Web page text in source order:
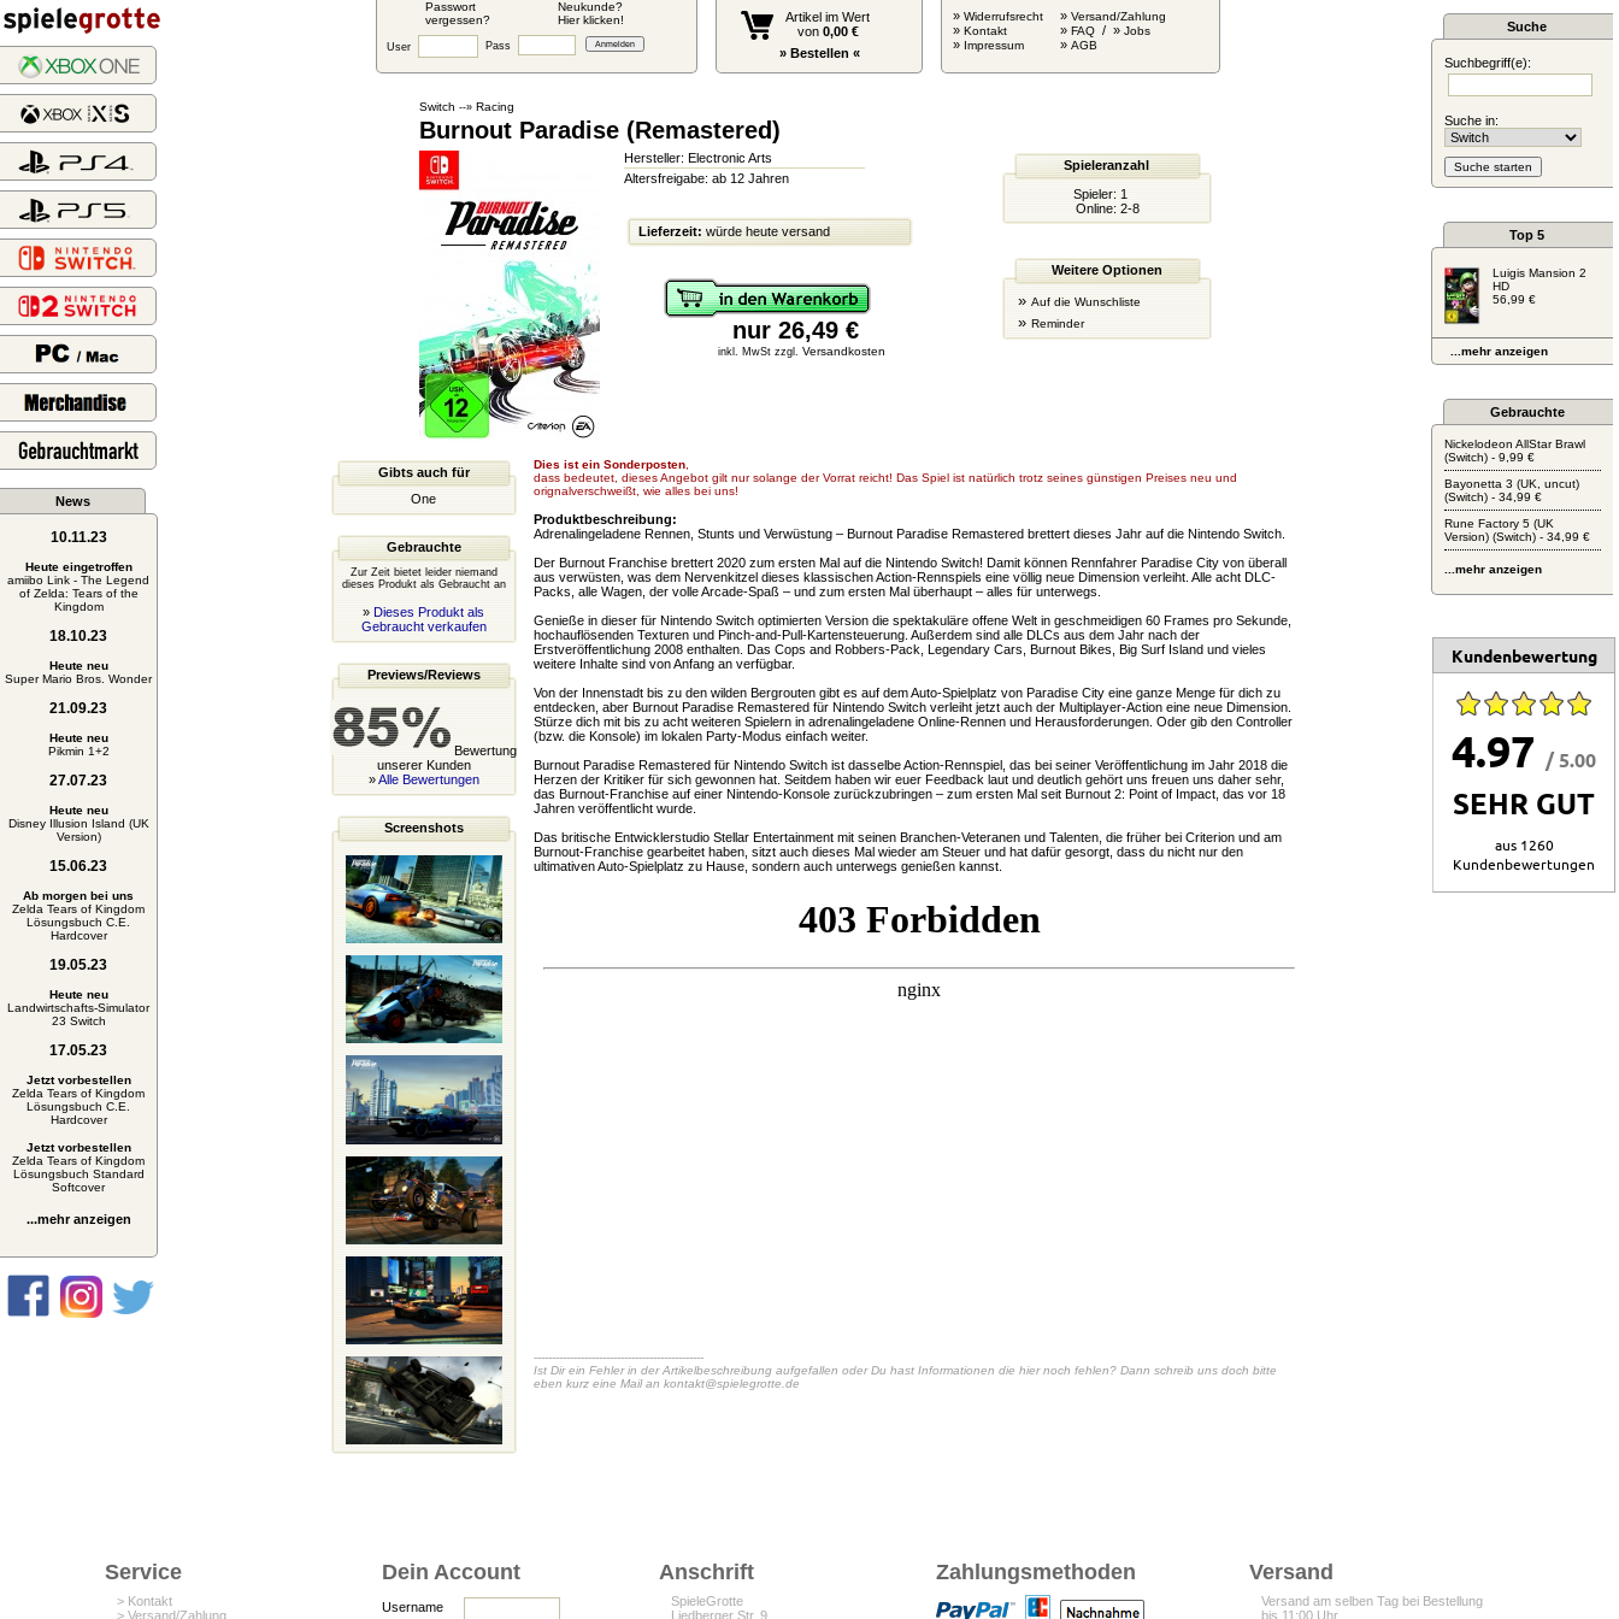
Passwort
vergessen?
Neukunde?
Hier klicken!
User Pass
Artikel im Wert
von 0,00 €
» Bestellen «
» Widerrufsrecht
» Kontakt
» Impressum
» Versand/Zahlung
» FAQ / » Jobs
» AGB
News
10.11.23
Heute eingetroffen
amiibo Link - The Legend
of Zelda: Tears of the
Kingdom
18.10.23
Heute neu
Super Mario Bros. Wonder
21.09.23
Heute neu
Pikmin 1+2
27.07.23
Heute neu
Disney Illusion Island (UK
Version)
15.06.23
Ab morgen bei uns
Zelda Tears of Kingdom
Lösungsbuch C.E.
Hardcover
19.05.23
Heute neu
Landwirtschafts-Simulator
23 Switch
17.05.23
Jetzt vorbestellen
Zelda Tears of Kingdom
Lösungsbuch C.E.
Hardcover
Jetzt vorbestellen
Zelda Tears of Kingdom
Lösungsbuch Standard
Softcover
...mehr anzeigen
Switch --» Racing
Burnout Paradise (Remastered)
Hersteller: Electronic Arts
Altersfreigabe: ab 12 Jahren
Lieferzeit: würde heute versand
nur 26,49 €
inkl. MwSt zzgl. Versandkosten
Spieleranzahl
Spieler: 1
Online: 2-8
Weitere Optionen
» Auf die Wunschliste
» Reminder
Gibts auch für
One
Gebrauchte
Zur Zeit bietet leider niemand
dieses Produkt als Gebraucht an
» Dieses Produkt als
Gebraucht verkaufen
Previews/Reviews
Bewertung
unserer Kunden
»Alle Bewertungen
Screenshots
Dies ist ein Sonderposten,
dass bedeutet, dieses Angebot gilt nur solange der Vorrat reicht! Das Spiel ist natürlich trotz seines günstigen Preises neu und
orignalverschweißt, wie alles bei uns!
Produktbeschreibung:
Adrenalingeladene Rennen, Stunts und Verwüstung – Burnout Paradise Remastered brettert dieses Jahr auf die Nintendo Switch.
Der Burnout Franchise brettert 2020 zum ersten Mal auf die Nintendo Switch! Damit können Rennfahrer Paradise City von überall
aus verwüsten, was dem Nervenkitzel dieses klassischen Action-Rennspiels eine völlig neue Dimension verleiht. Alle acht DLC-
Packs, alle Wagen, der volle Arcade-Spaß – und zum ersten Mal überhaupt – alles für unterwegs.
Genieße in dieser für Nintendo Switch optimierten Version die spektakuläre offene Welt in geschmeidigen 60 Frames pro Sekunde,
hochauflösenden Texturen und Pinch-and-Pull-Kartensteuerung. Außerdem sind alle DLCs aus dem Jahr nach der
Erstveröffentlichung 2008 enthalten. Das Cops and Robbers-Pack, Legendary Cars, Burnout Bikes, Big Surf Island und vieles
weitere Inhalte sind von Anfang an verfügbar.
Von der Innenstadt bis zu den wilden Bergrouten gibt es auf dem Auto-Spielplatz von Paradise City eine ganze Menge für dich zu
entdecken, aber Burnout Paradise Remastered für Nintendo Switch verleiht jetzt auch der Multiplayer-Action eine neue Dimension.
Stürze dich mit bis zu acht weiteren Spielern in adrenalingeladene Online-Rennen und Herausforderungen. Oder gib den Controller
(bzw. die Konsole) im lokalen Party-Modus einfach weiter.
Burnout Paradise Remastered für Nintendo Switch ist dasselbe Action-Rennspiel, das bei seiner Veröffentlichung im Jahr 2018 die
Herzen der Kritiker für sich gewonnen hat. Seitdem haben wir euer Feedback laut und deutlich gehört uns freuen uns daher sehr,
das Burnout-Franchise auf einer Nintendo-Konsole zurückzubringen – zum ersten Mal seit Burnout 2: Point of Impact, das vor 18
Jahren veröffentlicht wurde.
Das britische Entwicklerstudio Stellar Entertainment mit seinen Branchen-Veteranen und Talenten, die früher bei Criterion und am
Burnout-Franchise gearbeitet haben, sitzt auch dieses Mal wieder am Steuer und hat dafür gesorgt, dass du nicht nur den
ultimativen Auto-Spielplatz zu Hause, sondern auch unterwegs genießen kannst.
-----------------------------------------------
Ist Dir ein Fehler in der Artikelbeschreibung aufgefallen oder Du hast Informationen die hier noch fehlen? Dann schreib uns doch bitte
eben kurz eine Mail an kontakt@spielegrotte.de
Suche
Suchbegriff(e):
Suche in:
Top 5
Luigis Mansion 2
HD
56,99 €
...mehr anzeigen
Gebrauchte
Nickelodeon AllStar Brawl
(Switch) - 9,99 €
Bayonetta 3 (UK, uncut)
(Switch) - 34,99 €
Rune Factory 5 (UK
Version) (Switch) - 34,99 €
...mehr anzeigen
Kundenbewertung
4.97 / 5.00
SEHR GUT
aus 1260
Kundenbewertungen
Service
> Kontakt
> Versand/Zahlung
Dein Account
Username
Anschrift
SpieleGrotte
Liedberger Str. 9
Zahlungsmethoden Versand
Versand am selben Tag bei Bestellung
bis 11:00 Uhr